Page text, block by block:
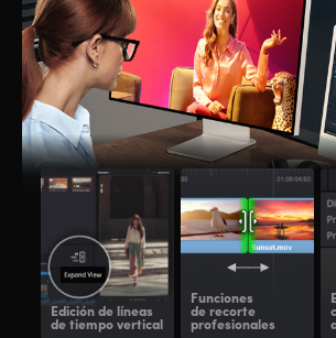
Edición delíneas
de tiempo vertical
Funciones
de recorte
profesionales